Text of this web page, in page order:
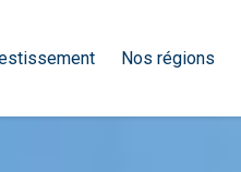
Nos régions